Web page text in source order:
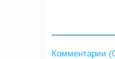
Комментарии (